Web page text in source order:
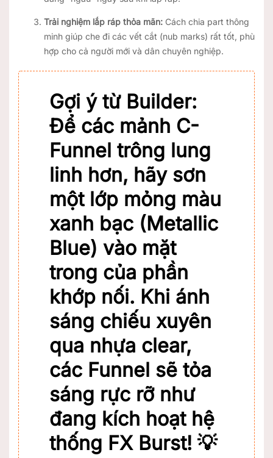
Trải nghiệm lắp ráp thỏa mãn: Cách chia part thông
minh giúp che đi các vết cắt (nub marks) rất tốt, phù
hợp cho cả người mới và dân chuyên nghiệp.
Gợi ý từ Builder:
Để các mảnh C-
Funnel trông lung
linh hơn, hãy sơn
một lớp mỏng màu
xanh bạc (Metallic
Blue) vào mặt
trong của phần
khớp nối. Khi ánh
sáng chiếu xuyên
qua nhựa clear,
các Funnel sẽ tỏa
sáng rực rỡ như
đang kích hoạt hệ
thống FX Burst! 💡